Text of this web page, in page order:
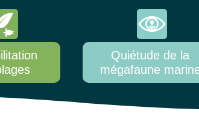
Quiétude de la
mégafaune